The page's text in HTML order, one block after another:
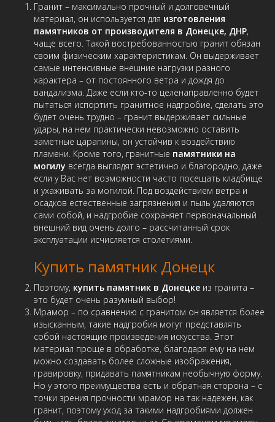
Гранит – максимально прочный и долговечный
материал, он используется для изготовления
памятников от производителя в Донецке, ДНР,
чаще всего. Такой востребованностью гранит обязан
своим физическим характеристикам. Он выдерживает
самые интенсивные внешние нагрузки разного
характера – от постоянного ветра и дождя до
вандализма. Даже если кто-то целенаправленно будет
пытаться испортить гранитное надгробие, сделать это
будет очень трудно – гранит выдерживает сильные
удары, на нем практически невозможно оставить
заметные царапины, он устойчив к воздействию
пламени. Кроме того, гранитные памятники на
могилу всегда выглядят эстетично и благородно, даже
если у Вас нет возможности часто посещать кладбище
и ухаживать за могилой. Под воздействием ветра и
осадков естественные загрязнения и пыль удаляются
сами собой, и надгробие сохраняет первоначальный
внешний вид очень долго – рассчитанный срок
эксплуатации исчисляется столетиями.
Купить памятник Донецк
Поэтому, купить памятник в Донецке из гранита –
это будет очень разумный выбор!
Мрамор – по сравнению с гранитом он является более
изысканным, такие надгробия могут представлять
собой настоящие произведения искусства. Этот
материал проще в обработке, благодаря ему на нем
можно создавать более сложные изображения,
гравировку, придавать памятникам необычную форму.
Но у этого преимущества есть и обратная сторона – с
точки зрения прочности мрамор на так надежен, как
гранит, поэтому уход за такими надгробиями должен